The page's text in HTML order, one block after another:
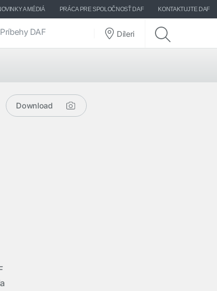
A MÉDIÁ PRÁCA PRE SPOLOČNOSŤ DAF KONTAKTUJTE DAF
Príbehy DAF Díleri
Download